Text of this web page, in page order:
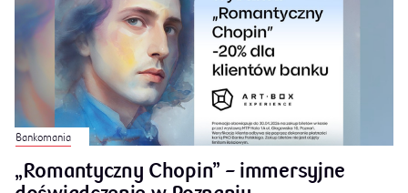
Bankomania
„Romantyczny Chopin” – immersyjne
doświadczenie w Poznaniu
W sercu Poznania, na terenie Międzynarodowych Targów Poznańskich,
czeka na odwiedzających wyjątkowa podróż do świata muzyki i emocji